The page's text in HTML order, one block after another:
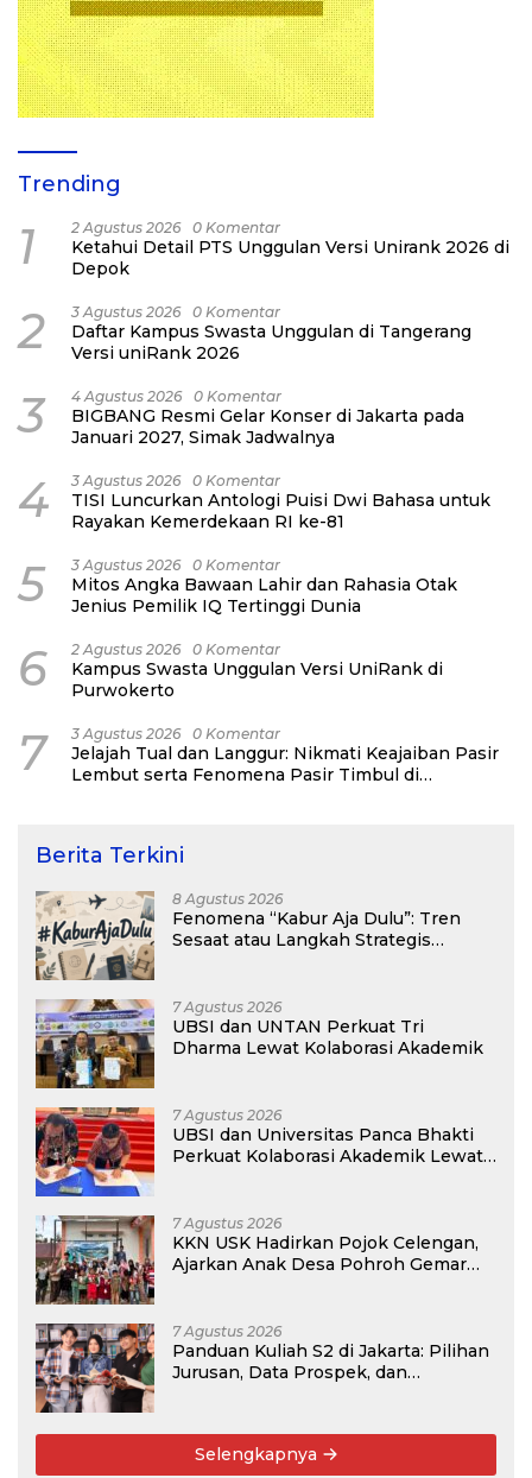
Trending
1 2 Agustus 2026 0 Komentar
Ketahui Detail PTS Unggulan Versi Unirank 2026 di
Depok
2 3 Agustus 2026 0 Komentar
Daftar Kampus Swasta Unggulan di Tangerang
Versi uniRank 2026
3 4 Agustus 2026 0 Komentar
BIGBANG Resmi Gelar Konser di Jakarta pada
Januari 2027, Simak Jadwalnya
4 3 Agustus 2026 0 Komentar
TISI Luncurkan Antologi Puisi Dwi Bahasa untuk
Rayakan Kemerdekaan RI ke-81
5 3 Agustus 2026 0 Komentar
Mitos Angka Bawaan Lahir dan Rahasia Otak
Jenius Pemilik IQ Tertinggi Dunia
6 2 Agustus 2026 0 Komentar
Kampus Swasta Unggulan Versi UniRank di
Purwokerto
7 3 Agustus 2026 0 Komentar
Jelajah Tual dan Langgur: Nikmati Keajaiban Pasir
Lembut serta Fenomena Pasir Timbul di
Berita Terkini
8 Agustus 2026
Fenomena “Kabur Aja Dulu”: Tren
Sesaat atau Langkah Strategis
7 Agustus 2026
UBSI dan UNTAN Perkuat Tri
Dharma Lewat Kolaborasi Akademik
7 Agustus 2026
UBSI dan Universitas Panca Bhakti
Perkuat Kolaborasi Akademik Lewat
7 Agustus 2026
KKN USK Hadirkan Pojok Celengan,
Ajarkan Anak Desa Pohroh Gemar
7 Agustus 2026
Panduan Kuliah S2 di Jakarta: Pilihan
Jurusan, Data Prospek, dan
Selengkapnya